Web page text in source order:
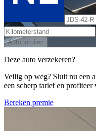
Auto inruilen
Deze auto verzekeren?
Veilig op weg? Sluit nu een
een scherp tarief en
Bereken premie